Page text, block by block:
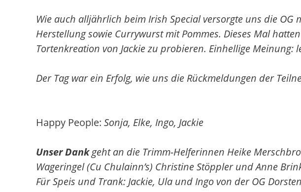
Wie auch alljährlich beim Irish Special versorgte uns die OG
Herstellung sowie Currywurst mit Pommes. Dieses Mal
Tortenkreation von Jackie zu probieren. Einhellige Meinung:
Der Tag war ein Erfolg, wie uns die Rückmeldungen der
Happy People: Sonja, Elke, Ingo, Jackie
Unser Dankgeht an die Trimm-Helferinnen Heike
Wageringel (Cu Chulainn’s) Christine Stöppler und Anne
Für Speis und Trank: Jackie, Ula und Ingo von der OG